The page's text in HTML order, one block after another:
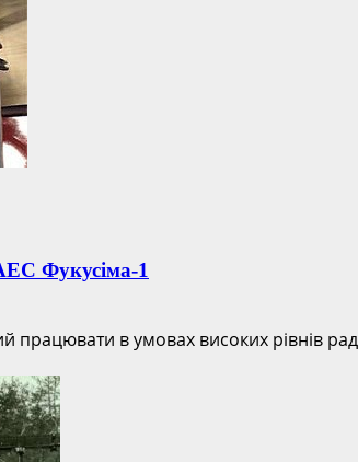
Фукусіма-1
в умовах високих рівнів